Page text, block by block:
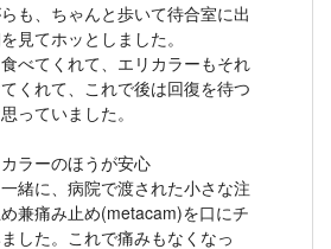
も、ちゃんと歩いて待合室に出
見てホッとしました。
べてくれて、エリカラーもそれ
くれて、これで後は回復を待つ
っていました。
ラーのほうが安心
緒に、病院で渡された小さな注
兼痛み止め(metacam)を口にチ
した。これで痛みもなくなっ